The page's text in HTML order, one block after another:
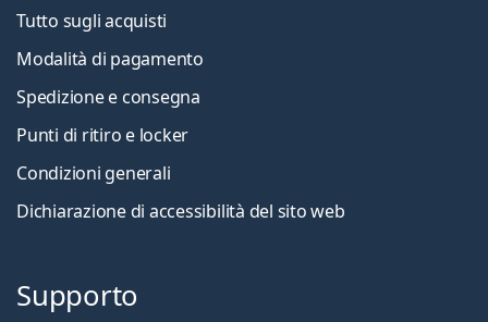
Tutto sugli acquisti
Modalità di pagamento
Spedizione e consegna
Punti di ritiro e locker
Condizioni generali
Dichiarazione di accessibilità del sito web
Supporto